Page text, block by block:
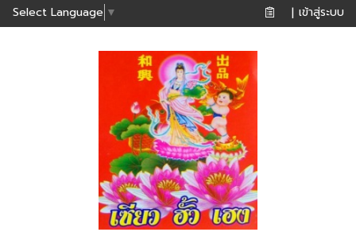
Select Language ▼ | เข้าสู่ระบบ